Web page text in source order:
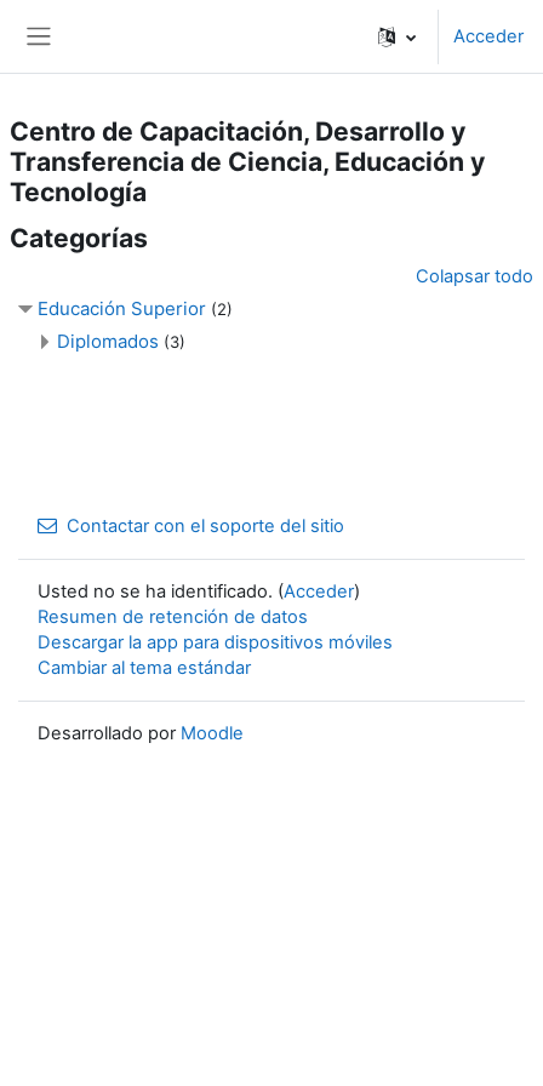
Acceder
Centro de Capacitación, Desarrollo y
Transferencia de Ciencia, Educación y
Tecnología
Categorías
Colapsar todo
Educación Superior (2)
Diplomados (3)
Contactar con el soporte del sitio
Usted no se ha identificado. (Acceder)
Resumen de retención de datos
Descargar la app para dispositivos móviles
Cambiar al tema estándar
Desarrollado por Moodle